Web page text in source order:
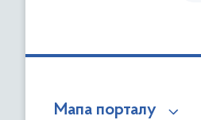
Мапа порталу